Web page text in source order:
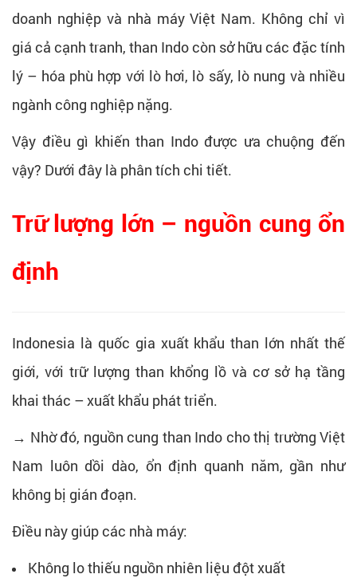
doanh nghiệp và nhà máy Việt Nam. Không chỉ vì
giá cả cạnh tranh, than Indo còn sở hữu các đặc tính
lý – hóa phù hợp với lò hơi, lò sấy, lò nung và nhiều
ngành công nghiệp nặng.
Vậy điều gì khiến than Indo được ưa chuộng đến
vậy? Dưới đây là phân tích chi tiết.
Trữ lượng lớn – nguồn cung ổn
định
Indonesia là quốc gia xuất khẩu than lớn nhất thế
giới, với trữ lượng than khổng lồ và cơ sở hạ tầng
khai thác – xuất khẩu phát triển.
→ Nhờ đó, nguồn cung than Indo cho thị trường Việt
Nam luôn dồi dào, ổn định quanh năm, gần như
không bị gián đoạn.
Điều này giúp các nhà máy:
Không lo thiếu nguồn nhiên liệu đột xuất